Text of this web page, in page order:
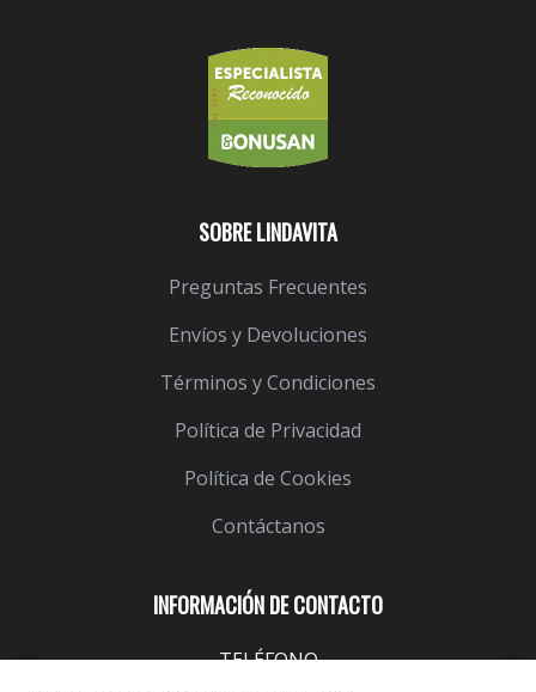
INFORMACIÓN DE CONTACTO
TELÉFONO
SOBRE LINDAVITA
Preguntas Frecuentes
Envíos y Devoluciones
Términos y Condiciones
Política de Privacidad
Política de Cookies
Contáctanos